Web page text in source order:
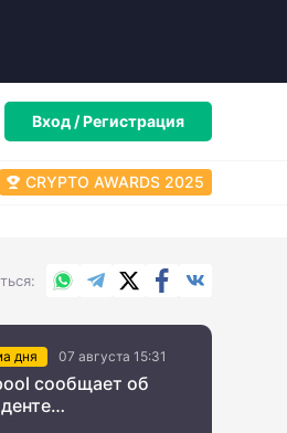
Вход /Регистрация
CRYPTO AWARDS 2025
WhatsApp
TelegramX.comFacebook
дня 07 августа 15:31
сообщает об